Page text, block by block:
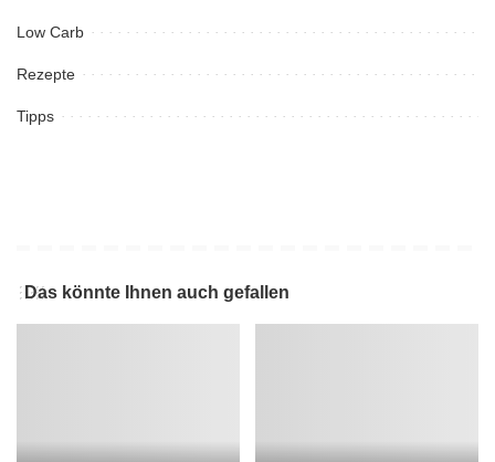
Low Carb
Rezepte
Tipps
Das könnte Ihnen auch gefallen